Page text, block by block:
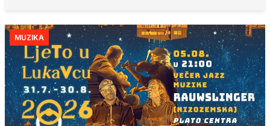
MUZIKA